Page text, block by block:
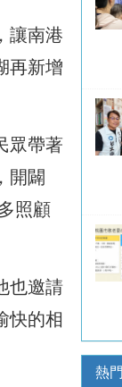
讓南港
再新增
眾帶著
開闢
照顧
也邀請
快的相
熱